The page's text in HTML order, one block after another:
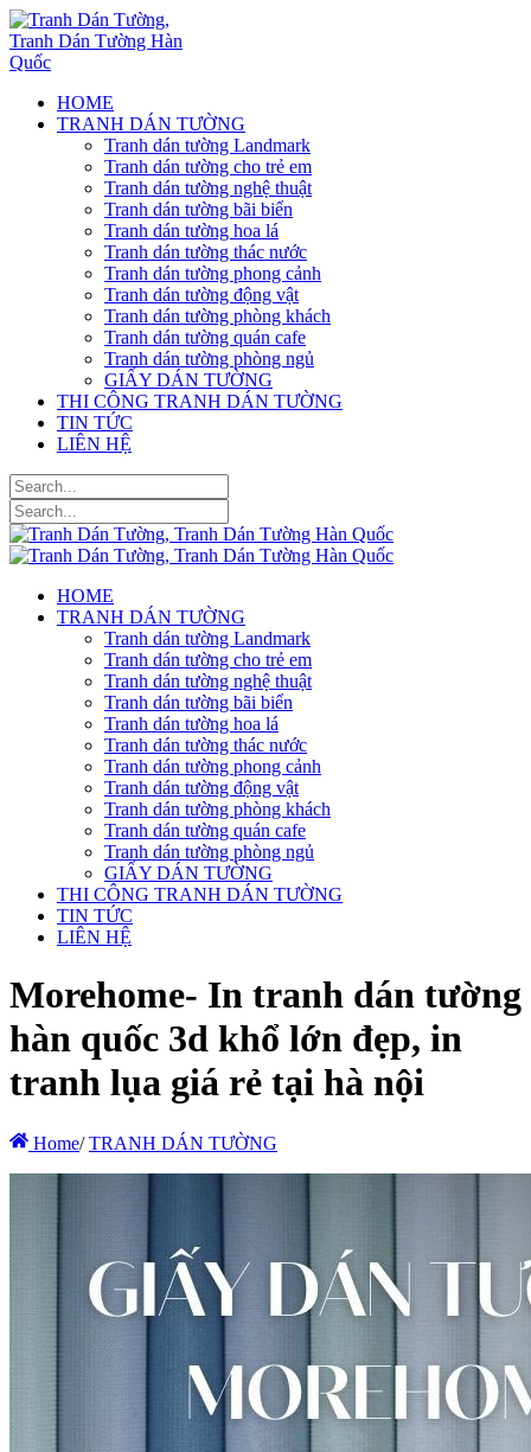
HOME
TRANH DÁN TƯỜNG
Tranh dán tường Landmark
Tranh dán tường cho trẻ em
Tranh dán tường nghệ thuật
Tranh dán tường bãi biển
Tranh dán tường hoa lá
Tranh dán tường thác nước
Tranh dán tường phong cảnh
Tranh dán tường động vật
Tranh dán tường phòng khách
Tranh dán tường quán cafe
Tranh dán tường phòng ngủ
GIẤY DÁN TƯỜNG
THI CÔNG TRANH DÁN TƯỜNG
TIN TỨC
LIÊN HỆ
HOME
TRANH DÁN TƯỜNG
Tranh dán tường Landmark
Tranh dán tường cho trẻ em
Tranh dán tường nghệ thuật
Tranh dán tường bãi biển
Tranh dán tường hoa lá
Tranh dán tường thác nước
Tranh dán tường phong cảnh
Tranh dán tường động vật
Tranh dán tường phòng khách
Tranh dán tường quán cafe
Tranh dán tường phòng ngủ
GIẤY DÁN TƯỜNG
THI CÔNG TRANH DÁN TƯỜNG
TIN TỨC
LIÊN HỆ
Morehome- In tranh dán tường
hàn quốc 3d khổ lớn đẹp, in
tranh lụa giá rẻ tại hà nội
Home/ TRANH DÁN TƯỜNG